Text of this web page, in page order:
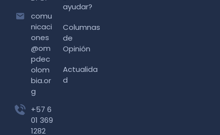
comu
nicaci
ones
@om
pdec
olom
bia.or
g
+57 6
01 369
1282
ayudar?
Columnas
de
Opinión
Actualida
d